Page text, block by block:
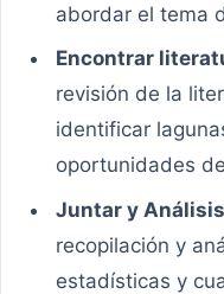
abordar el tema
Encontrar
revisión de la
identificar
oportunidades
Juntar y
recopilación y
estadísticas y